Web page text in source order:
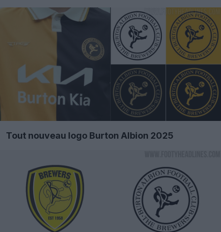
Tout nouveau logo Burton Albion 2025